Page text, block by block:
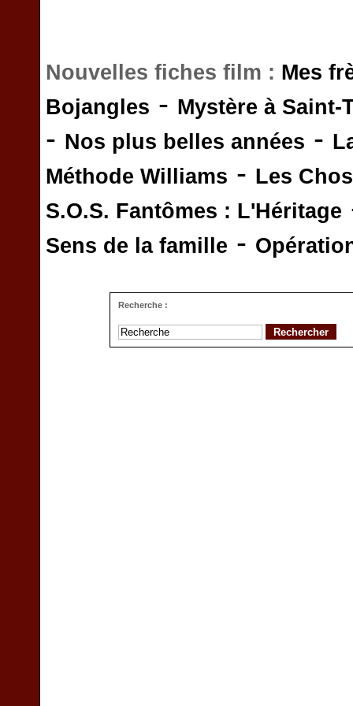
Nouvelles fiches film : Mes
Bojangles - Mystère à Saint-
- Nos plus belles années -
Méthode Williams - Les
S.O.S. Fantômes : L'Héritage
Sens de la famille -
Recherche :